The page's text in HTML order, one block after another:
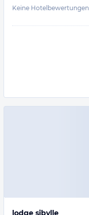
Keine Hotelbewertungen
lodge sibylle